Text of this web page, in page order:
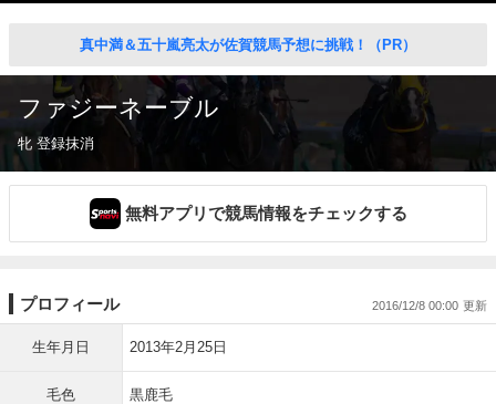
真中満＆五十嵐亮太が佐賀競馬予想に挑戦！（PR）
ファジーネーブル
牝 登録抹消
無料アプリで競馬情報をチェックする
プロフィール 2016/12/8 00:00
生年月日 2013年2月25日
毛色 黒鹿毛